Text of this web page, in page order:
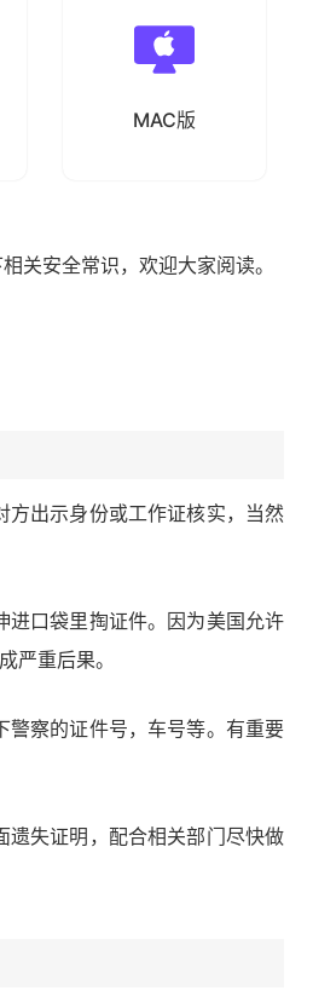
MAC版
关安全常识，欢迎大家阅读。
方出示身份或工作证核实，当然
进口袋里掏证件。因为美国允许
严重后果。
警察的证件号，车号等。有重要
遗失证明，配合相关部门尽快做